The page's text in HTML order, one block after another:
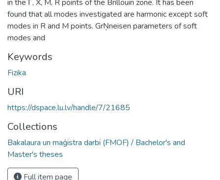
in the Γ, X, M, R points of the Brillouin zone. It has been
found that all modes investigated are harmonic except soft
modes in R and M points. GrŅneisen parameters of soft
modes and
Keywords
Fizika
URI
https://dspace.lu.lv/handle/7/21685
Collections
Bakalaura un maģistra darbi (FMOF) / Bachelor's and
Master's theses
Full item page